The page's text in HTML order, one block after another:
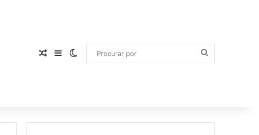
Artigo aleatório
Barra Lateral
Switch skin